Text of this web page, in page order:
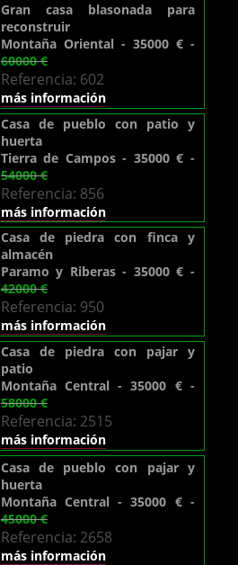
Gran casa blasonada para
reconstruir
Montaña Oriental - 35000 € -
60000 €
Referencia: 602
más información
Casa de pueblo con patio y
huerta
Tierra de Campos - 35000 € -
54000 €
Referencia: 856
más información
Casa de piedra con finca y
almacén
Paramo y Riberas - 35000 € -
42000 €
Referencia: 950
más información
Casa de piedra con pajar y
patio
Montaña Central - 35000 € -
58000 €
Referencia: 2515
más información
Casa de pueblo con pajar y
huerta
Montaña Central - 35000 € -
45000 €
Referencia: 2658
más información